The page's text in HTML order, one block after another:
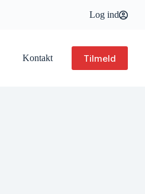
Log ind
Kontakt Tilmeld